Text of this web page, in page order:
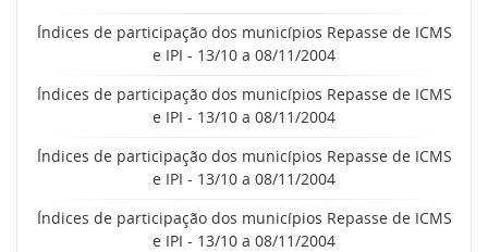
Índices de participação dos municípios Repasse de ICMS
e IPI - 13/10 a 08/11/2004
Índices de participação dos municípios Repasse de ICMS
e IPI - 13/10 a 08/11/2004
Índices de participação dos municípios Repasse de ICMS
e IPI - 13/10 a 08/11/2004
Índices de participação dos municípios Repasse de ICMS
e IPI - 13/10 a 08/11/2004